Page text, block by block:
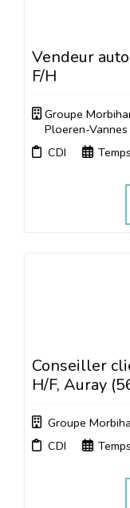
Vendeur
F/H
Groupe
Ploeren-Vannes
CDI
Conseiller
H/F, Auray
Groupe
CDI